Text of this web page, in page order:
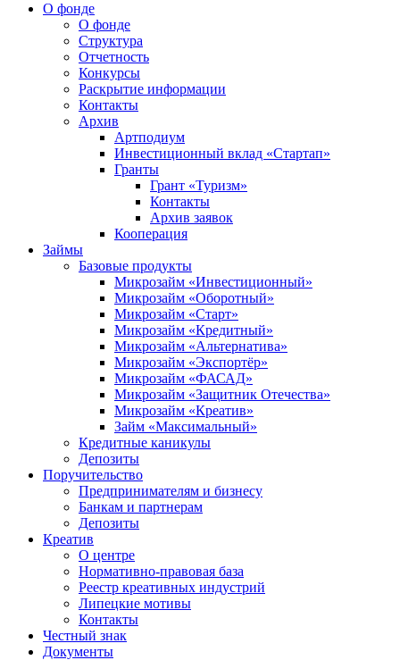
О фонде
О фонде
Структура
Отчетность
Конкурсы
Раскрытие информации
Контакты
Архив
Артподиум
Инвестиционный вклад «Стартап»
Гранты
Грант «Туризм»
Контакты
Архив заявок
Кооперация
Займы
Базовые продукты
Микрозайм «Инвестиционный»
Микрозайм «Оборотный»
Микрозайм «Старт»
Микрозайм «Кредитный»
Микрозайм «Альтернатива»
Микрозайм «Экспортёр»
Микрозайм «ФАСАД»
Микрозайм «Защитник Отечества»
Микрозайм «Креатив»
Займ «Максимальный»
Кредитные каникулы
Депозиты
Поручительство
Предпринимателям и бизнесу
Банкам и партнерам
Депозиты
Креатив
О центре
Нормативно-правовая база
Реестр креативных индустрий
Липецкие мотивы
Контакты
Честный знак
Документы